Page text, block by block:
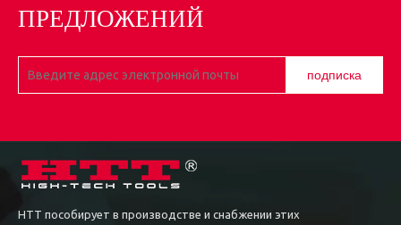
ПРЕДЛОЖЕНИЙ
подписка
HTT пособирует в производстве и снабжении этих